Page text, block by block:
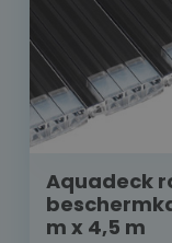
Aquadeck
m x 4,5 m